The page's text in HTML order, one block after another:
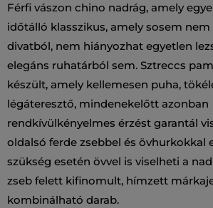
Férfi vászon chino nadrág, amely
időtálló klasszikus, amely sosem nem
divatból, nem hiányozhat egyetlen
elegáns ruhatárból sem. Sztreccs
készült, amely kellemesen puha,
légáteresztő, mindenekelőtt azonban
rendkívülkényelmes érzést garantál
oldalsó ferde zsebbel és övhurkokkal
szükség esetén övvel is viselheti a
zseb felett kifinomult, hímzett
kombinálható darab.